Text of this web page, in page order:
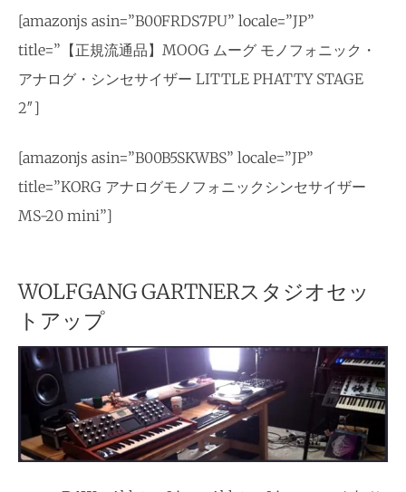
[amazonjs asin=”B00FRDS7PU” locale=”JP”
title=”【正規流通品】MOOG ムーグ モノフォニック・
アナログ・シンセサイザー LITTLE PHATTY STAGE
2″]
[amazonjs asin=”B00B5SKWBS” locale=”JP”
title=”KORG アナログモノフォニックシンセサイザー
MS-20 mini”]
WOLFGANG GARTNERスタジオセッ
トアップ